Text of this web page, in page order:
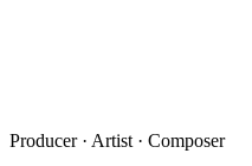
Producer · Artist · Composer